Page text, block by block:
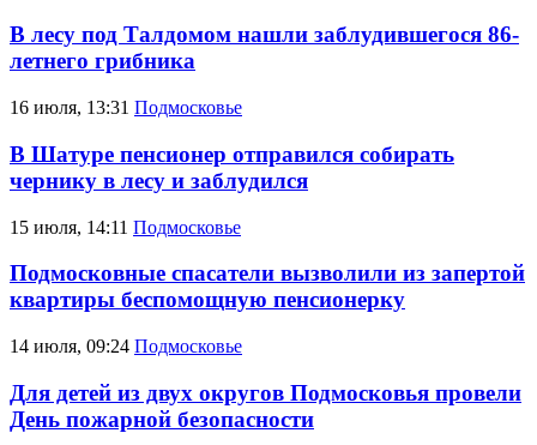
В лесу под Талдомом нашли заблудившегося 86-
летнего грибника
16 июля, 13:31 Подмосковье
В Шатуре пенсионер отправился собирать
чернику в лесу и заблудился
15 июля, 14:11 Подмосковье
Подмосковные спасатели вызволили из запертой
квартиры беспомощную пенсионерку
14 июля, 09:24 Подмосковье
Для детей из двух округов Подмосковья провели
День пожарной безопасности